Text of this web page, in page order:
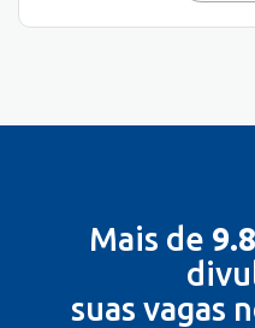
Mais de
suas vagas